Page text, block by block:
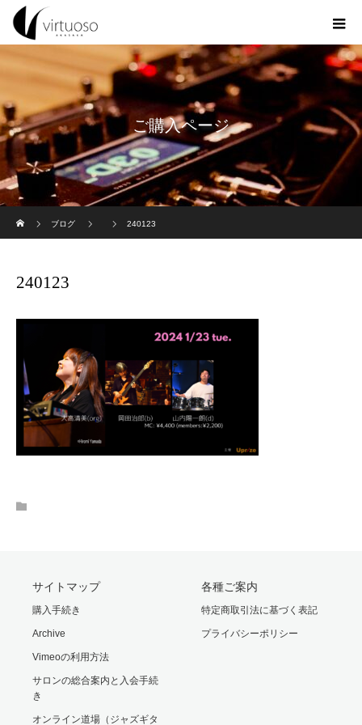
ご購入ページ
ブログ
240123
240123
サイトマップ
購入手続き
Archive
Vimeoの利用方法
サロンの総合案内と入会手続
き
オンライン道場（ジャズギタ
各種ご案内
特定商取引法に基づく表記
プライバシーポリシー